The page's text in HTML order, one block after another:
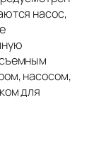
насос,
насосом,
для